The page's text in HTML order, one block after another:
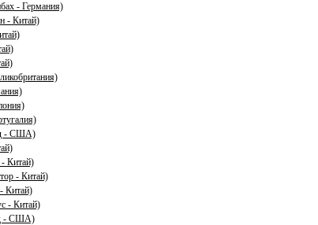
- Германия)
- Китай)
- США)
Китай)
- Китай)
Китай)
- Китай)
- США)